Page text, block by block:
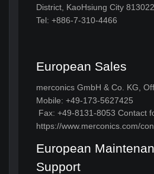
District, KaoHsiung City
Tel: +886-7-310-4466
European Sales
merconics GmbH & Co. KG,
Mobile: +49-173-5627425
Fax: +49-8131-8053 Contact
https://www.merconics.com/
European
Support